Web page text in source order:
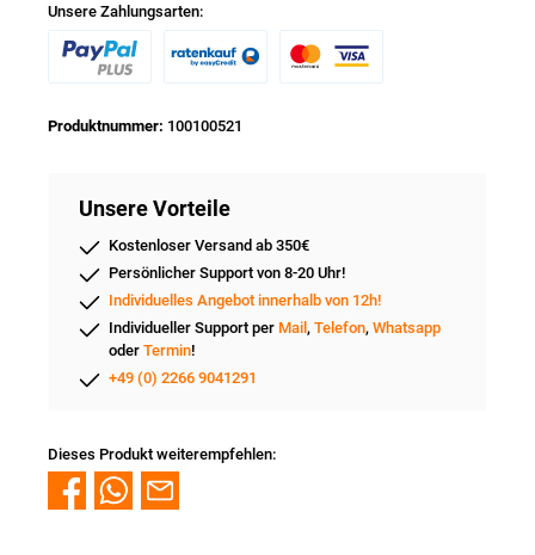
Unsere Zahlungsarten:
Produktnummer: 100100521
Unsere Vorteile
Kostenloser Versand ab 350€
Persönlicher Support von 8-20 Uhr!
Individuelles Angebot innerhalb von 12h!
Individueller Support per Mail , Telefon, Whatsapp
oder Termin!
+49 (0) 2266 9041291
Dieses Produkt weiterempfehlen: